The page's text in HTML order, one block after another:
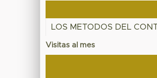
LOS METODOS DEL
Visitas al mes